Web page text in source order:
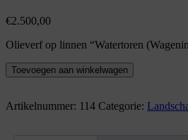
€2.500,00
Olieverf op linnen “Watertoren
"Watertoren
(Wageningen)
(2006)
Toevoegen aan winkelwagen
Artikelnummer: 114 Categorie: